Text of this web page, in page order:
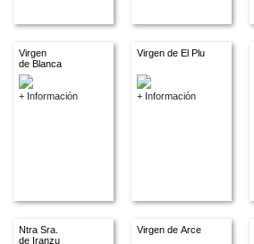
Virgen
de Blanca
+ Información
Virgen de El Plu
+ Información
Ntra Sra.
de Iranzu
Virgen de Arce